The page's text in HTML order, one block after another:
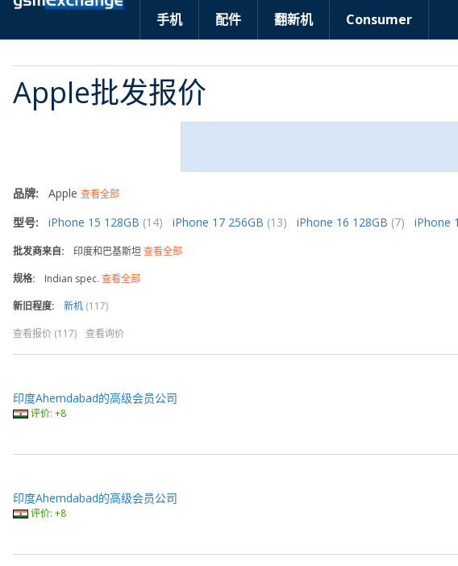
手机 配件 翻新机 Consumer
Apple批发报价
品牌: Apple 查看全部
型号: iPhone 15 128GB (14) iPhone 17 256GB (13) iPhone 16 128GB (7) iPhone
批发商来自: 印度和巴基斯坦 查看全部
规格:
Indian spec. 查看全部
新旧程度:
新机 (117)
查看报价 (117)
查看询价
印度Ahemdabad的高级会员公司
评价: +8
印度Ahemdabad的高级会员公司
评价: +8